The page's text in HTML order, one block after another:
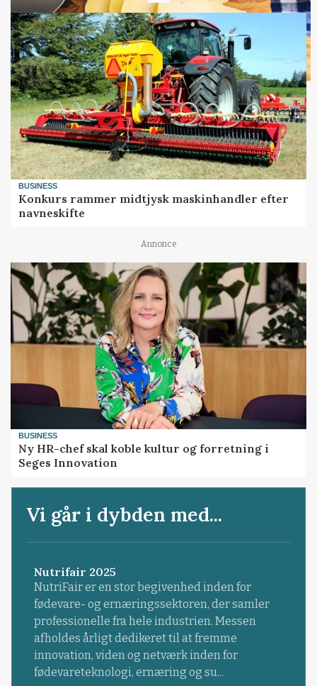
BUSINESS
Konkurs rammer midtjysk maskinhandler efter
navneskifte
Annonce
BUSINESS
Ny HR-chef skal koble kultur og forretning i
Seges Innovation
Vi går i dybden med...
Nutrifair 2025
NutriFair er en stor begivenhed inden for
fødevare- og ernæringssektoren, der samler
professionelle fra hele industrien. Messen
afholdes årligt dedikeret til at fremme
innovation, viden og netværk inden for
fødevareteknologi, ernæring og su...